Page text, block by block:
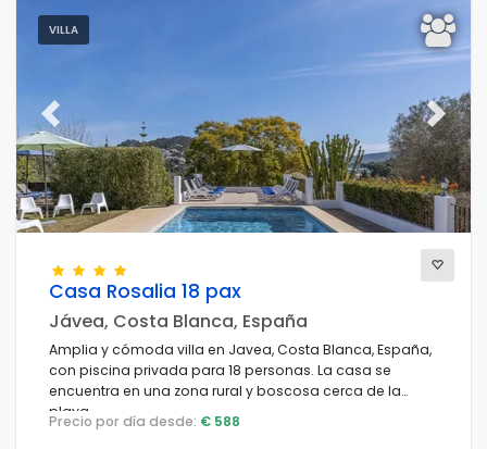
VILLA
Previous Next
Casa Rosalia 18 pax
Jávea, Costa Blanca, España
Amplia y cómoda villa en Javea, Costa Blanca, España,
con piscina privada para 18 personas. La casa se
encuentra en una zona rural y boscosa cerca de la
playa.
Precio por día desde: € 588